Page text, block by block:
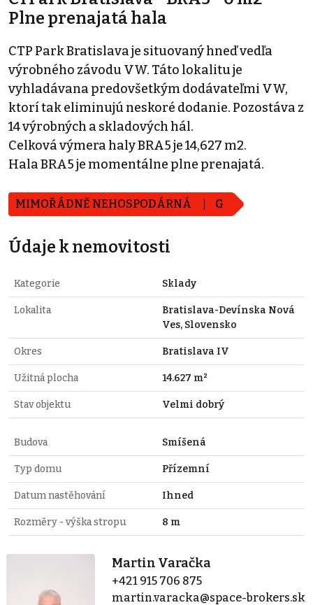
Plne prenajatá hala
CTP Park Bratislava je situovaný hneď vedľa
výrobného závodu VW. Táto lokalitu je
vyhladávana predovšetkým dodávateľmi VW,
ktorí tak eliminujú neskoré dodanie. Pozostáva z
14 výrobných a skladových hál.
Celková výmera haly BRA5 je 14,627 m2.
Hala BRA5 je momentálne plne prenajatá.
MIMOŘÁDNĚ NEHOSPODÁRNÁ G
Údaje k nemovitosti
Kategorie Sklady
Lokalita
Bratislava-Devínska Nová
Ves, Slovensko
Okres Bratislava IV
Užitná plocha 14.627 m²
Stav objektu Velmi dobrý
Budova Smíšená
Typ domu Přízemní
Datum nastěhování Ihned
Rozměry - výška stropu 8 m
Martin Varačka
+421 915 706 875
martin.varacka@space-brokers.sk